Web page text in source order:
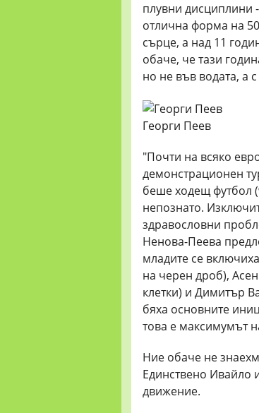
плувни дисциплини
отлична форма на
сърце, а над 11
обаче, че тази
но не във водата, а с
Георги Пеев
"Почти на всяко
демонстрационен
беше ходещ футбол
непознато.
здравословни
Ненова-Пеева
младите се
на черен дроб),
клетки) и Димитър
бяха основните
това е максимумът
Ние обаче не
Единствено Ивайло
движение.